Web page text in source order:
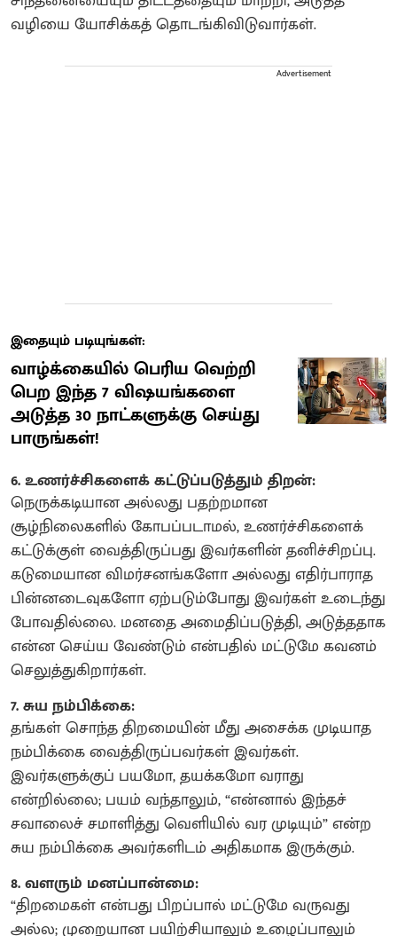
வழியை யோசிக்கத் தொடங்கிவிடுவார்கள்.
Advertisement
இதையும் படியுங்கள்:
வாழ்க்கையில் பெரிய வெற்றி
பெற இந்த 7 விஷயங்களை
அடுத்த 30 நாட்களுக்கு செய்து
பாருங்கள்!
6. உணர்ச்சிகளைக் கட்டுப்படுத்தும் திறன்:
நெருக்கடியான அல்லது பதற்றமான
சூழ்நிலைகளில் கோபப்படாமல், உணர்ச்சிகளைக்
கட்டுக்குள் வைத்திருப்பது இவர்களின் தனிச்சிறப்பு.
கடுமையான விமர்சனங்களோ அல்லது எதிர்பாராத
பின்னடைவுகளோ ஏற்படும்போது இவர்கள் உடைந்து
போவதில்லை. மனதை அமைதிப்படுத்தி, அடுத்ததாக
என்ன செய்ய வேண்டும் என்பதில் மட்டுமே கவனம்
செலுத்துகிறார்கள்.
7. சுய நம்பிக்கை:
தங்கள் சொந்த திறமையின் மீது அசைக்க முடியாத
நம்பிக்கை வைத்திருப்பவர்கள் இவர்கள்.
இவர்களுக்குப் பயமோ, தயக்கமோ வராது
என்றில்லை; பயம் வந்தாலும், “என்னால் இந்தச்
சவாலைச் சமாளித்து வெளியில் வர முடியும்” என்ற
சுய நம்பிக்கை அவர்களிடம் அதிகமாக இருக்கும்.
8. வளரும் மனப்பான்மை:
“திறமைகள் என்பது பிறப்பால் மட்டுமே வருவது
அல்ல; முறையான பயிற்சியாலும் உழைப்பாலும்